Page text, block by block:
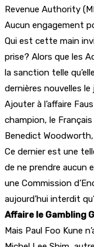
Revenue Authority
Aucun engagement
Qui est cette main
prise? Alors que les
la sanction telle
dernières nouvelles
Ajouter à l’affaire
champion, le
Benedict
Ce dernier est une
de ne prendre aucun
une Commission
aujourd’hui interdit
Affaire le Gambling
Mais Paul Foo Kune